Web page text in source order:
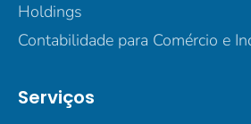
Holdings
Contabilidade para Comércio e
Serviços